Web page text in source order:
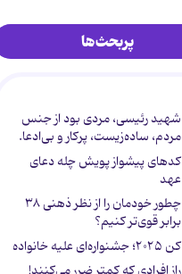
پربحث‌ها
شهید رئیسی، مردی بود از جنس
مردم، ساده‌زیست، پرکار و بی‌ادعا.
کدهای پیشواز پویش چله دعای
عهد
چطور خودمان را از نظر ذهنی ۳۸
برابر قوی‌تر کنیم؟
کن ۲۰۲۵؛ جشنواره‌ای علیه خانواده